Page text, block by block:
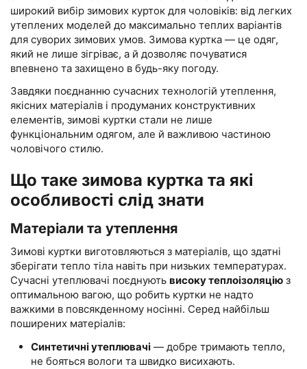
широкий вибір зимових курток для чоловіків: від легких
утеплених моделей до максимально теплих варіантів
для суворих зимових умов. Зимова куртка — це одяг,
який не лише зігріває, а й дозволяє почуватися
впевнено та захищено в будь-яку погоду.
Завдяки поєднанню сучасних технологій утеплення,
якісних матеріалів і продуманих конструктивних
елементів, зимові куртки стали не лише
функціональним одягом, але й важливою частиною
чоловічого стилю.
Що таке зимова куртка та які
особливості слід знати
Матеріали та утеплення
Зимові куртки виготовляються з матеріалів, що здатні
зберігати тепло тіла навіть при низьких температурах.
Сучасні утеплювачі поєднують високу теплоізоляцію з
оптимальною вагою, що робить куртки не надто
важкими в повсякденному носінні. Серед найбільш
поширених матеріалів:
Синтетичні утеплювачі — добре тримають тепло,
не бояться вологи та швидко висихають.